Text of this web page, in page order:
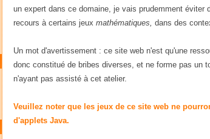
un expert dans ce domaine, je vais prudemment
recours à certains jeux mathématiques, dans des
Un mot d'avertissement : ce site web n'est qu'une
donc constitué de bribes diverses, et ne forme pas un
n'ayant pas assisté à cet atelier.
Veuillez noter que les jeux de ce site web ne
d'applets Java.